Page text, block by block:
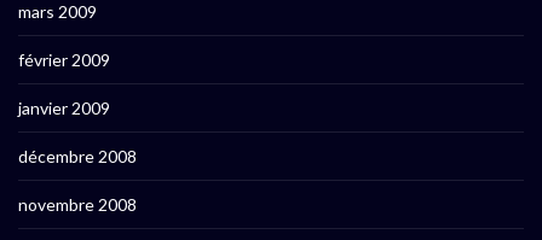
mars 2009
février 2009
janvier 2009
décembre 2008
novembre 2008